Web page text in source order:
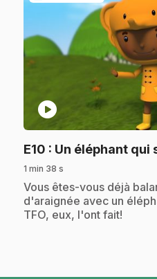
play_circle
E10 : Un éléphant qui
1 min 38 s
.Vous êtes-vous déjà
d'araignée avec un
TFO, eux, l'ont fait!